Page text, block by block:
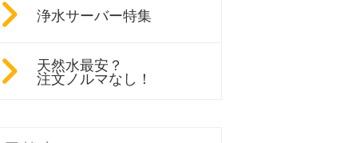
浄水サーバー特集
天然水最安？
注文ノルマなし！